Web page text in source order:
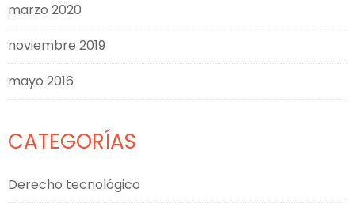
marzo 2020
noviembre 2019
mayo 2016
CATEGORÍAS
Derecho tecnológico